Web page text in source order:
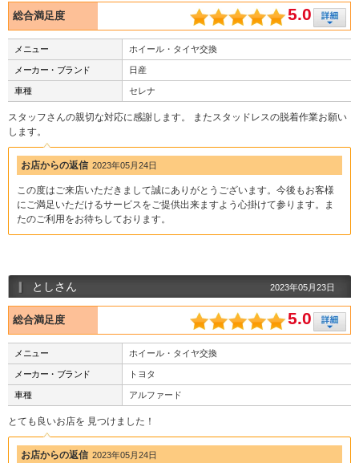
総合満足度 5.0
メニュー ホイール・タイヤ交換
メーカー・ブランド 日産
車種 セレナ
スタッフさんの親切な対応に感謝します。 またスタッドレスの脱着作業お願い
します。
お店からの返信 2023年05月24日
この度はご来店いただきまして誠にありがとうございます。今後もお客様
にご満足いただけるサービスをご提供出来ますよう心掛けて参ります。ま
たのご利用をお待ちしております。
としさん 2023年05月23日
総合満足度 5.0
メニュー ホイール・タイヤ交換
メーカー・ブランド トヨタ
車種 アルファード
とても良いお店を 見つけました！
お店からの返信 2023年05月24日